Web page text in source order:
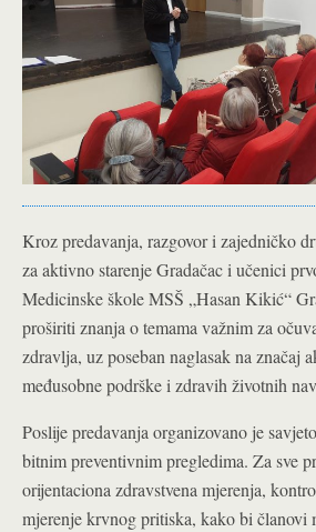
Kroz predavanja, razgovor i zajedničko
za aktivno starenje Gradačac i učenici
Medicinske škole MSŠ „Hasan Kikić“
proširiti znanja o temama važnim za
zdravlja, uz poseban naglasak na značaj
međusobne podrške i zdravih životnih
Poslije predavanja organizovano je
bitnim preventivnim pregledima. Za sve
orijentaciona zdravstvena mjerenja,
mjerenje krvnog pritiska, kako bi članovi